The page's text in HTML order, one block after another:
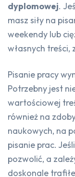
dyplomowej.
masz siły na
weekendy lub
własnych treści,
Pisanie pracy
Potrzebny jest
wartościowej
również na
naukowych, na
pisanie prac.
pozwolić, a
doskonale